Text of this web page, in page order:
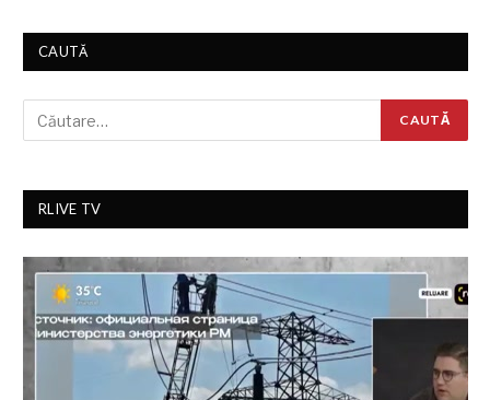
CAUTĂ
RLIVE TV